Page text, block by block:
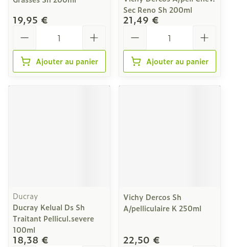
19,95 €
Ajouter au panier
Sec Reno Sh 200ml
21,49 €
Ajouter au panier
Ducray
Ducray Kelual Ds Sh
Traitant Pellicul.severe
100ml
18,38 €
Vichy Dercos Sh
A/pelliculaire K 250ml
22,50 €